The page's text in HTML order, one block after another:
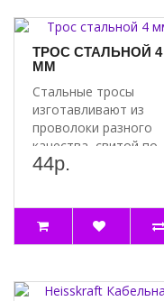
ТРОС СТАЛЬНОЙ 4
ММ
Стальные тросы
изготавливают из
проволоки разного
качества, свитой по
спирали. Стальная
44р.